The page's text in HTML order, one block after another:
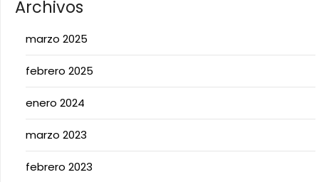
Archivos
marzo 2025
febrero 2025
enero 2024
marzo 2023
febrero 2023